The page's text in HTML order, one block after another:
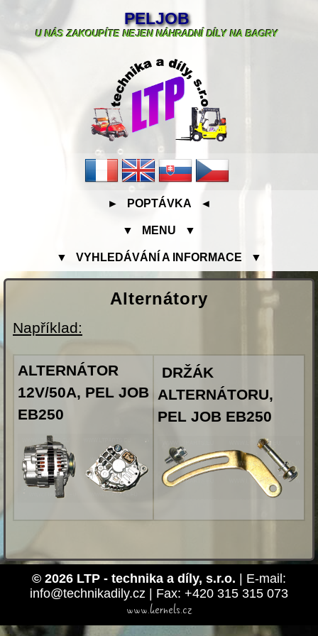
PELJOB
U NÁS ZAKOUPÍTE NEJEN NÁHRADNÍ DÍLY NA BAGRY
► POPTÁVKA ◄
▼ MENU ▼
▼ VYHLEDÁVÁNÍ A INFORMACE ▼
Alternátory
Například:
ALTERNÁTOR
12V/50A, PEL JOB
EB250
DRŽÁK
ALTERNÁTORU,
PEL JOB EB250
© 2026 LTP - technika a díly, s.r.o. | E-mail:
info@technikadily.cz | Fax: +420 315 315 073
www.kernels.cz